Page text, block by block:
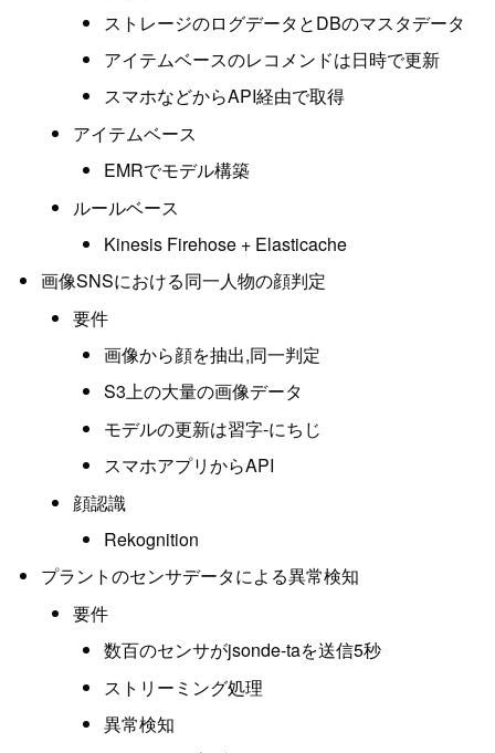
ストレージのログデータとDBのマスタデータ
アイテムベースのレコメンドは日時で更新
スマホなどからAPI経由で取得
アイテムベース
EMRでモデル構築
ルールベース
Kinesis Firehose + Elasticache
画像SNSにおける同一人物の顔判定
要件
画像から顔を抽出,同一判定
S3上の大量の画像データ
モデルの更新は習字-にちじ
スマホアプリからAPI
顔認識
Rekognition
プラントのセンサデータによる異常検知
要件
数百のセンサがjsonde-taを送信5秒
ストリーミング処理
異常検知